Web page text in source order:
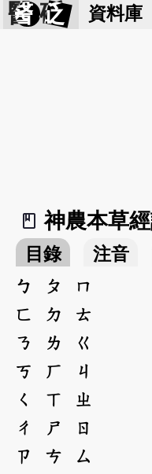
醫 砭 資料庫
book_2
神農本草
目錄 注音
ㄅ
ㄆ
ㄇ
ㄈ
ㄉ
ㄊ
ㄋ
ㄌ
ㄍ
ㄎ
ㄏ
ㄐ
ㄑ
ㄒ
ㄓ
ㄔ
ㄕ
ㄖ
ㄗ
ㄘ
ㄙ